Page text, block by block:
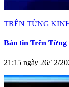
TRÊN TỪNG
Bản tin Trên Từng
21:15 ngày 26/12/